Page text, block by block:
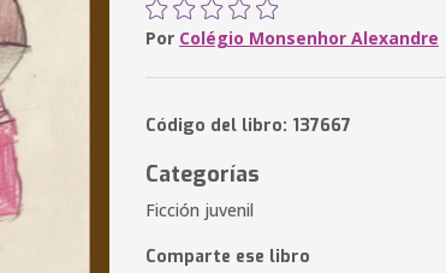
Por Colégio Monsenhor Alexandre
Código del libro: 137667
Categorías
Ficción juvenil
Comparte ese libro